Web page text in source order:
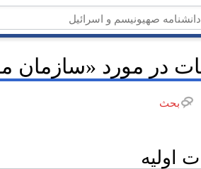
در مورد «سازمان
بحث
اولیه